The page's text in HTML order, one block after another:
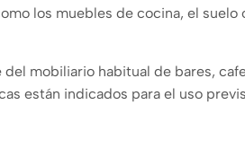
los muebles de cocina, el suelo
mobiliario habitual de bares,
están indicados para el uso